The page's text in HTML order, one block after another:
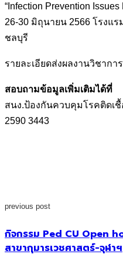
“Infection Prevention
26-30 มิถุนายน 2566 โรงแ
ชลบุรี
รายละเอียดส่งผลงานวิชากา
สอบถามข้อมูลเพิ่มเติมได้ที่
สนง.ป้องกันควบคุมโรคติดเ
2590 3443
previous post
กิจกรรม Ped CU Open
สาขากุมารเวชศาสตร์-จุฬาฯ